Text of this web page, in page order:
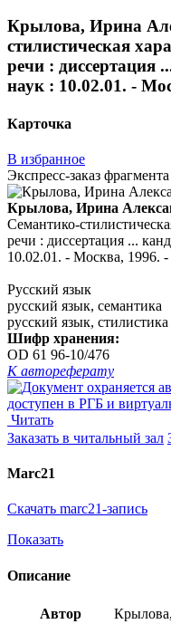
Крылова, Ирина
стилистическая
речи : диссертация
наук : 10.02.01. -
Карточка
В избранное
Экспресс-заказ фрагмента
Крылова, Ирина
Семантико-
речи : диссертация ...
10.02.01. - Москва, 1996. -
Русский язык
русский язык, семантика
русский язык, стилистика
Шифр хранения:
OD 61 96-10/476
К автореферату
Читать
Заказать в читальный зал
Marc21
Скачать marc21-запись
Показать
Описание
Автор